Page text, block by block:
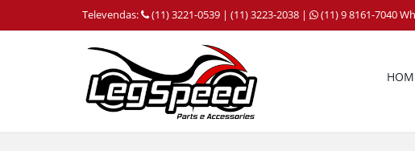
Televendas: (11) 3221-0539 | (11) 3223-2038 | (11) 9 8161-7040